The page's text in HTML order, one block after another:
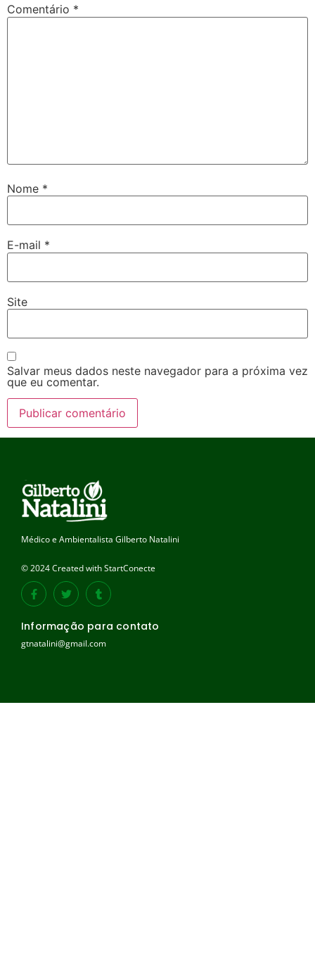
Comentário *
Nome *
E-mail *
Site
Salvar meus dados neste navegador para a próxima vez
que eu comentar.
Médico e Ambientalista Gilberto Natalini
© 2024 Created with StartConecte
Informação para contato
gtnatalini@gmail.com